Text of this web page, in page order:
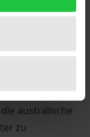
Lage sich
Weise
Diesem
für
australische
zu